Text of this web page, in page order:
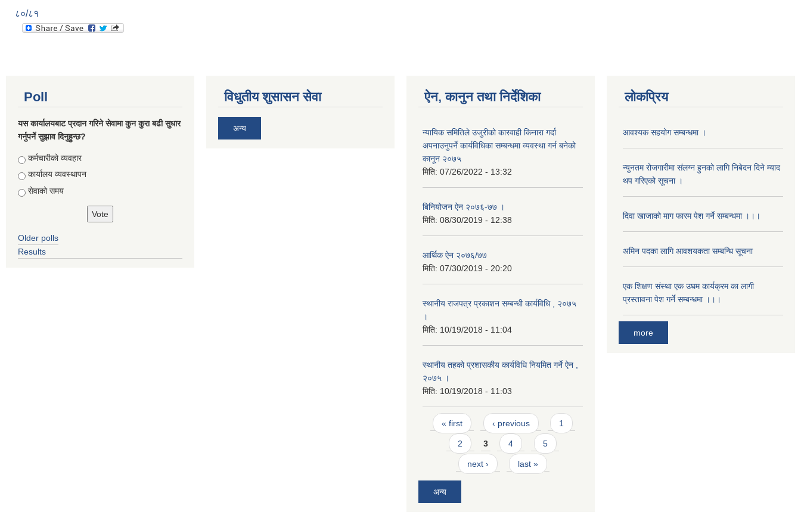
८०/८१
Poll
यस कार्यालयबाट प्रदान गरिने सेवामा कुन कुरा बढी सुधार
गर्नुपर्ने सुझाव दिनुहुन्छ?
Choices
कर्मचारीको व्यवहार
कार्यालय व्यवस्थापन
सेवाको समय
Older polls
Results
विधुतीय शुसासन सेवा
अन्य
ऐन, कानुन तथा निर्देशिका
न्यायिक समितिले उजुरीको कारवाही किनारा गर्दा
अपनाउनुपर्ने कार्यविधिका सम्बन्धमा व्यवस्था गर्न बनेको
कानून २०७५
मिति: 07/26/2022 - 13:32
बिनियोजन ऐन २०७६-७७ ।
मिति: 08/30/2019 - 12:38
आर्थिक ऐन २०७६/७७
मिति: 07/30/2019 - 20:20
स्थानीय राजपत्र प्रकाशन सम्बन्धी कार्यविधि , २०७५
।
मिति: 10/19/2018 - 11:04
स्थानीय तहको प्रशासकीय कार्यविधि नियमित गर्ने ऐन ,
२०७५ ।
मिति: 10/19/2018 - 11:03
Pages
« first ‹ previous 1
2 3 4 5
next › last »
अन्य
लोकप्रिय
आवश्यक सहयोग सम्बन्धमा ।
न्युनतम रोजगारीमा संलग्न हुनको लागि निबेदन दिने म्याद
थप गरिएको सूचना ।
दिवा खाजाको माग फारम पेश गर्ने सम्बन्धमा ।।।
अमिन पदका लागि आवशयकता सम्बन्धि सूचना
एक शिक्षण संस्था एक उघम कार्यक्रम का लागी
प्रस्तावना पेश गर्ने सम्बन्धमा ।।।
more